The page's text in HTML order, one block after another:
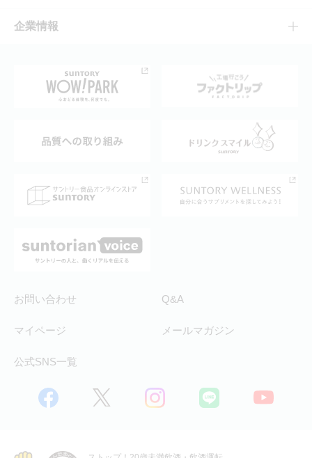
栄養成分一覧
工場見学
地域情報
サントリーホール
サントリーサンバーズ大阪
サステナビリティTOP
サントリーが考えるサステナビリティ経営
企業情報
企業概要
採用情報
お問い合わせ Q&A
マイページ メールマガジン
公式SNS一覧